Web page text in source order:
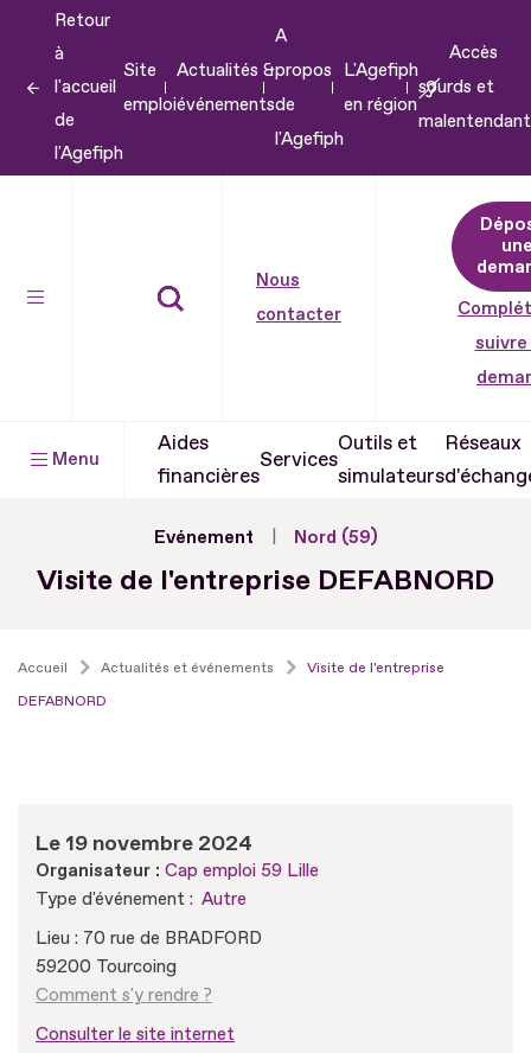
contenu
Retour
à
l'accueil
de
l'Agefiph
Site
emploi
Actualités &
événements
A
propos
de
l'Agefiph
L'Agefiph
en région
Accès
sourds et
Nous
contacter
suivre
Menu
Aides
financières
Services
Outils et
simulateurs
Réseaux
Evénement Nord (59)
Visite de l'entreprise DEFABNORD
Accueil Actualités et événements
Visite de l'entreprise
DEFABNORD
Le 19 novembre 2024
Organisateur : Cap emploi 59 Lille
Type d'événement : Autre
Lieu : 70 rue de BRADFORD
59200 Tourcoing
Comment s'y rendre ?
Consulter le site internet